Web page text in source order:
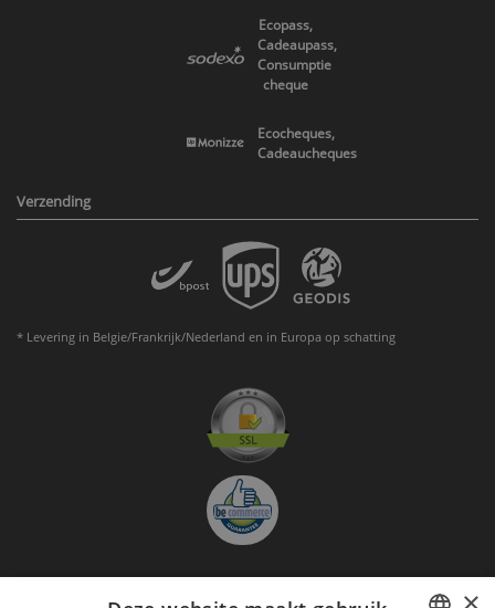
Ecopass,
Cadeaupass,
Consumptie
cheque
Ecocheques,
Cadeaucheques
Verzending
* Levering in Belgie/Frankrijk/Nederland en in Europa op schatting